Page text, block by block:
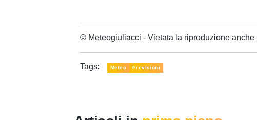
© Meteogiuliacci - Vietata la riproduzione
Tags: Meteo Previsioni